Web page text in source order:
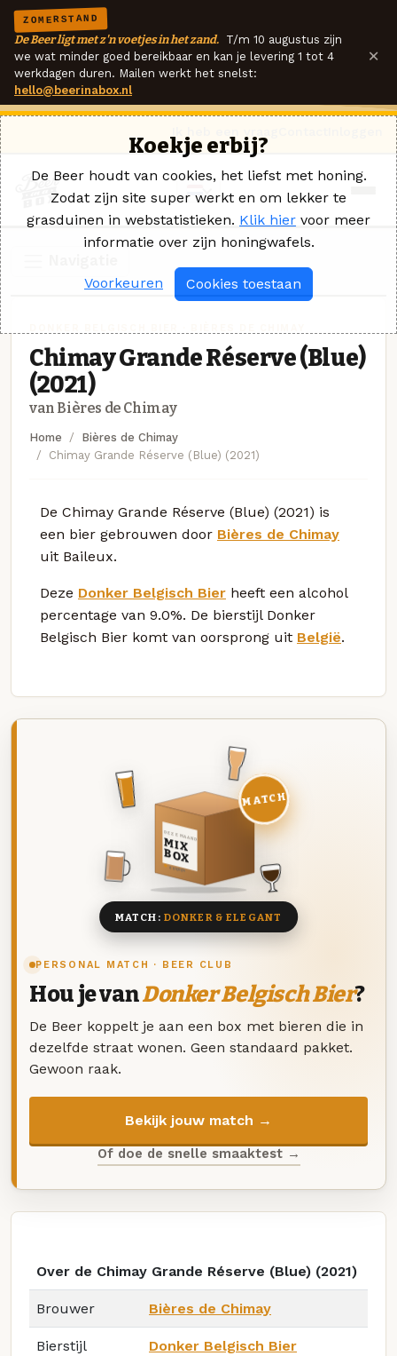
ZOMERSTAND
De Beer ligt met z'n voetjes in het zand. T/m 10 augustus zijn
we wat minder goed bereikbaar en kan je levering 1 tot 4
werkdagen duren. Mailen werkt het snelst:
hello@beerinabox.nl
×
Chimay Grande Réserve (Blue)
(2021)
van Bières de Chimay
Home
Bières de Chimay
Chimay Grande Réserve (Blue) (2021)
De Chimay Grande Réserve (Blue) (2021) is
een bier gebrouwen door Bières de Chimay
uit Baileux.
Deze Donker Belgisch Bier heeft een alcohol
percentage van 9.0%. De bierstijl Donker
Belgisch Bier komt van oorsprong uit België.
PERSONAL MATCH · BEER CLUB
Hou je vanDonker Belgisch Bier?
De Beer koppelt je aan een box met bieren die in
dezelfde straat wonen. Geen standaard pakket.
Gewoon raak.
Bekijk jouw match →
Of doe de snelle smaaktest →
DEZE MAAND
MIX
BOX
8 BIEREN
MATCH
MATCH: DONKER & ELEGANT
Over de Chimay Grande Réserve (Blue) (2021)
Brouwer Bières de Chimay
Bierstijl Donker Belgisch Bier
Koekje erbij?
De Beer houdt van cookies, het liefst met honing.
Zodat zijn site super werkt en om lekker te
grasduinen in webstatistieken. Klik hier voor meer
informatie over zijn honingwafels.
Voorkeuren Cookies toestaan